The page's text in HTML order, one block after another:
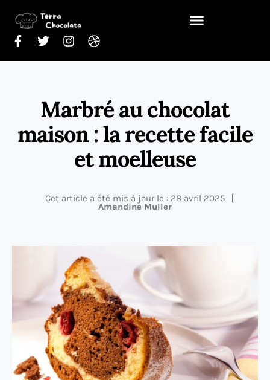
Marbré au chocolat
maison : la recette facile
et moelleuse
Cet article a été mis à jour le : 28 avril 2025
Amandine Muller